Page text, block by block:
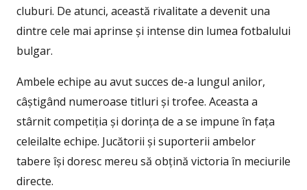
cluburi. De atunci, această rivalitate a devenit una
dintre cele mai aprinse și intense din lumea fotbalului
bulgar.
Ambele echipe au avut succes de-a lungul anilor,
câștigând numeroase titluri și trofee. Aceasta a
stârnit competiția și dorința de a se impune în fața
celeilalte echipe. Jucătorii și suporterii ambelor
tabere își doresc mereu să obțină victoria în meciurile
directe.